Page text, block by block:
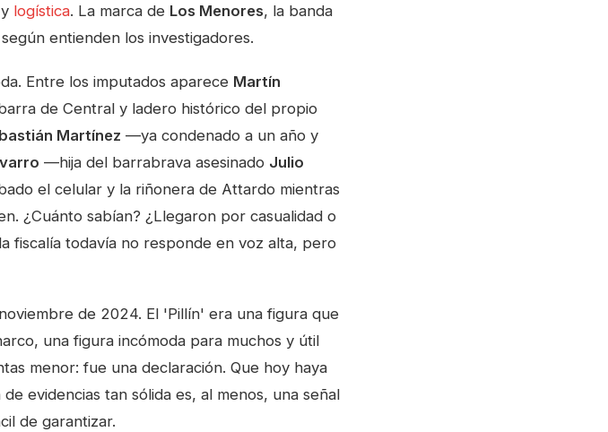
logística. La marca de Los Menores, la banda
entienden los investigadores.
Entre los imputados aparece Martín
de Central y ladero histórico del propio
Martínez —ya condenado a un año y
—hija del barrabrava asesinado Julio
el celular y la riñonera de Attardo mientras
¿Cuánto sabían? ¿Llegaron por casualidad o
fiscalía todavía no responde en voz alta, pero
de 2024. El 'Pillín' era una figura que
una figura incómoda para muchos y útil
menor: fue una declaración. Que hoy haya
evidencias tan sólida es, al menos, una señal
de garantizar.